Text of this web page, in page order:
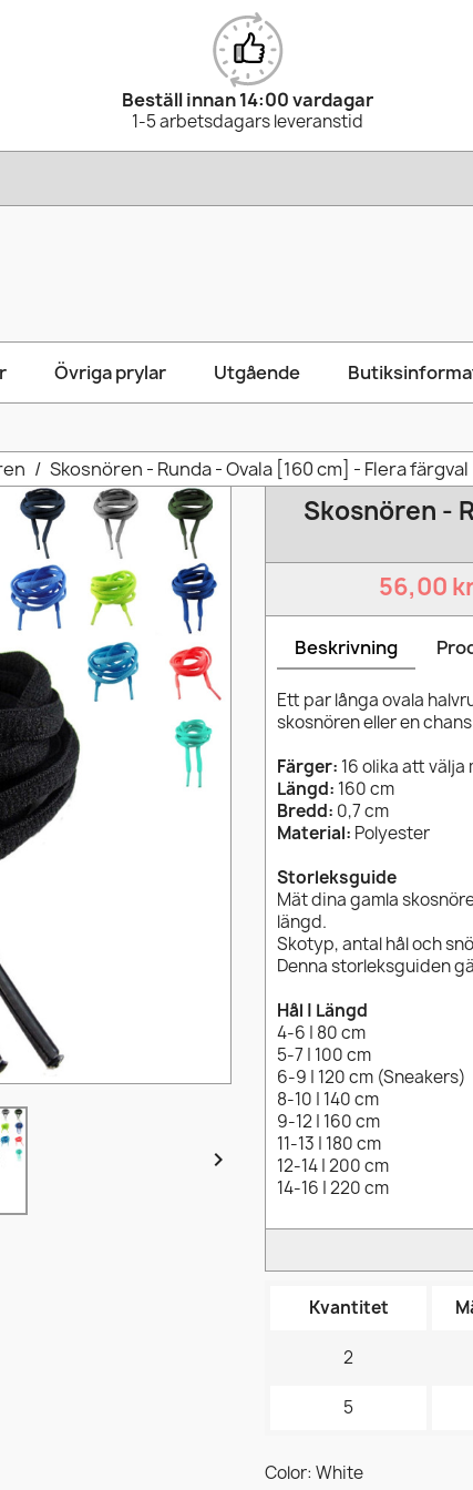
Beställ innan 14:00 vardagar
1-5 arbetsdagars leveranstid
Övriga prylar Utgående
Skosnören - Runda - Ovala [160 cm] - Flera färgval

Skosnören -
56,00
Beskrivning
Ett par långa ovala
skosnören eller en
Färger: 16 olika att välja
Längd: 160 cm
Bredd: 0,7 cm
Material: Polyester
Storleksguide
Mät dina gamla
längd.
Skotyp, antal hål och
Denna storleksguiden
Hål | Längd
4-6 | 80 cm
5-7 | 100 cm
6-9 | 120 cm (Sneakers)
8-10 | 140 cm
9-12 | 160 cm
11-13 | 180 cm
12-14 | 200 cm
14-16 | 220 cm
Kvantitet
2
5
Color: White